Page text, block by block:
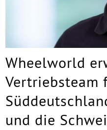
Wheelworld
Vertriebsteam
und die